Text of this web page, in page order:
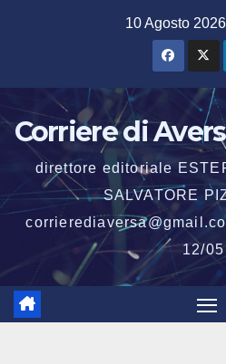
10 Agosto 2026
Corriere di
direttore editoriale
SALVATORE
12/05